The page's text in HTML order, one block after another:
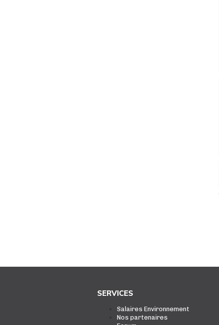
SERVICES
Salaires Environnement
Nos partenaires